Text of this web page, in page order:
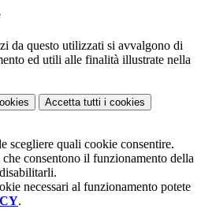
da questo utilizzati si avvalgono di
ed utili alle finalità illustrate nella
Accetta tutti i cookies
scegliere quali cookie consentire.
consentono il funzionamento della
necessari al funzionamento potete
.